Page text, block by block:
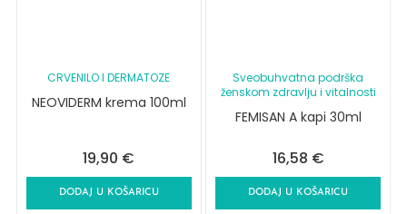
CRVENILO I DERMATOZE
NEOVIDERM krema 100ml
19,90 €
DODAJ U KOŠARICU
Sveobuhvatna podrška
ženskom zdravlju i vitalnosti
FEMISAN A kapi 30ml
16,58 €
DODAJ U KOŠARICU